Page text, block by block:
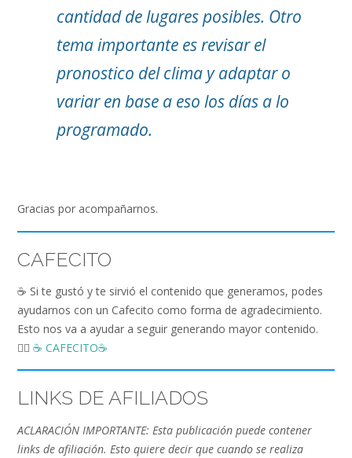
cantidad de lugares posibles. Otro
tema importante es revisar el
pronostico del clima y adaptar o
variar en base a eso los días a lo
programado.
Gracias por acompañarnos.
CAFECITO
☕️ Si te gustó y te sirvió el contenido que generamos, podes
ayudarnos con un Cafecito como forma de agradecimiento.
Esto nos va a ayudar a seguir generando mayor contenido.
👉🏻 ☕️ CAFECITO☕️
LINKS DE AFILIADOS
ACLARACIÓN IMPORTANTE: Esta publicación puede contener
links de afiliación. Esto quiere decir que cuando se realiza